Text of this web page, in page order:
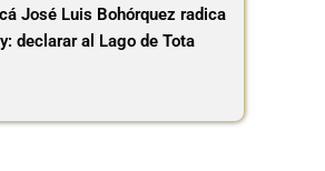
José Luis Bohórquez radica
declarar al Lago de Tota